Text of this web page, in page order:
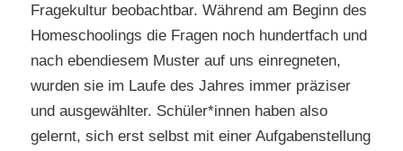
Fragekultur beobachtbar. Während am Beginn des
Homeschoolings die Fragen noch hundertfach und
nach ebendiesem Muster auf uns einregneten,
wurden sie im Laufe des Jahres immer präziser
und ausgewählter. Schüler*innen haben also
gelernt, sich erst selbst mit einer Aufgabenstellung